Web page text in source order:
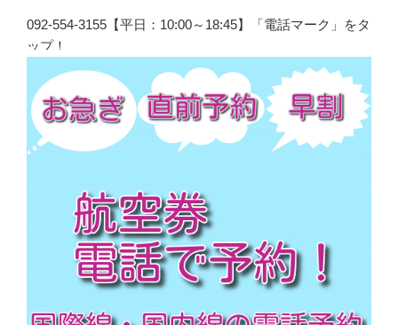
092-554-3155【平日：10:00～18:45】「電話マーク」をタ
ップ！